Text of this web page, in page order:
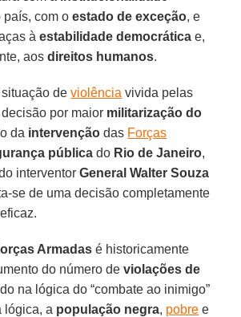
país, com oestado de exceção, e
àestabilidade democrática e,
aosdireitos humanos.
situação deviolência vivida pelas
por maior militarização do
da intervenção das Forças
pública do Rio de Janeiro,
interventorGeneral Walter Souza
se de uma decisão completamente
Armadas é historicamente
do número deviolações de
na lógica do “combate ao inimigo”
lógica, a população negra, pobre e